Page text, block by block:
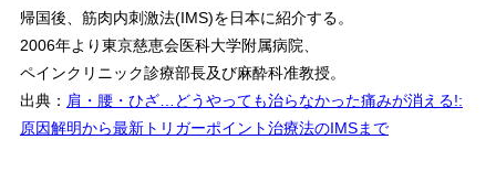
帰国後、筋肉内刺激法(IMS)を日本に紹介する。
2006年より東京慈恵会医科大学附属病院、
ペインクリニック診療部長及び麻酔科准教授。
出典： 肩・腰・ひざ…どうやっても治らなかった痛みが消える!:
原因解明から最新トリガーポイント治療法のIMSまで